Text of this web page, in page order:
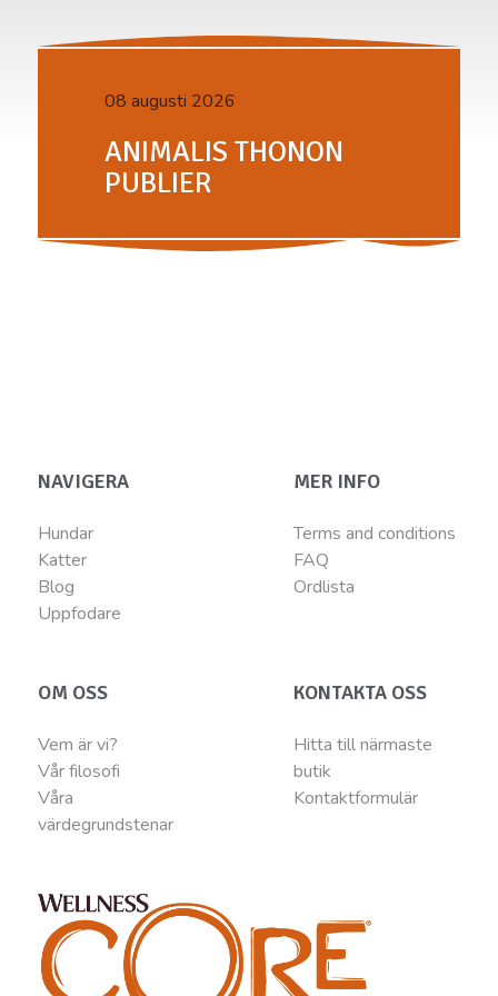
08 augusti 2026
ANIMALIS THONON
PUBLIER
NAVIGERA
Hundar
Katter
Blog
Uppfodare
MER INFO
Terms and conditions
FAQ
Ordlista
OM OSS
Vem är vi?
Vår filosofi
Våra
värdegrundstenar
KONTAKTA OSS
Hitta till närmaste
butik
Kontaktformulär